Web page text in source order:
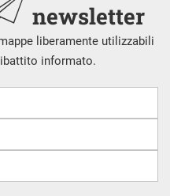
newsletter
liberamente utilizzabili
informato.